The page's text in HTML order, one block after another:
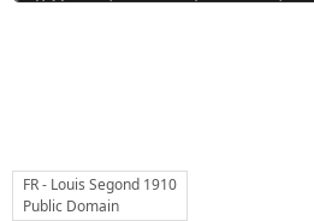
12 (12:3) Mais souviens-toi de...
FR - Louis Segond 1910
Public Domain